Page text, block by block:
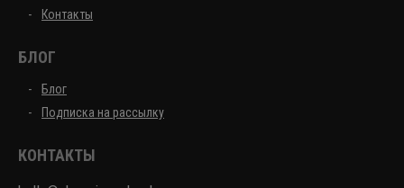
Контакты
БЛОГ
Блог
Подписка на рассылку
КОНТАКТЫ